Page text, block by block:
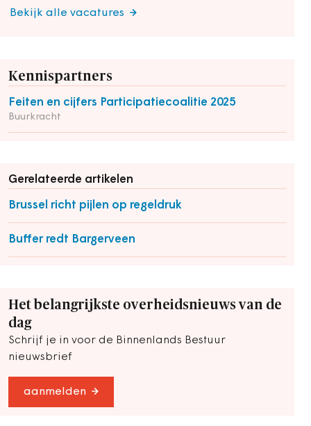
Bekijk alle vacatures
Kennispartners
Feiten en cijfers Participatiecoalitie 2025
Buurkracht
Gerelateerde artikelen
Brussel richt pijlen op regeldruk
Buffer redt Bargerveen
Het belangrijkste overheidsnieuws van de
dag
Schrijf je in voor de Binnenlands Bestuur
nieuwsbrief
aanmelden